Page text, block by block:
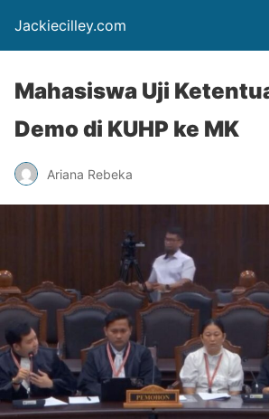
Jackiecilley.com
Mahasiswa Uji
Demo di KUHP ke MK
Ariana Rebeka